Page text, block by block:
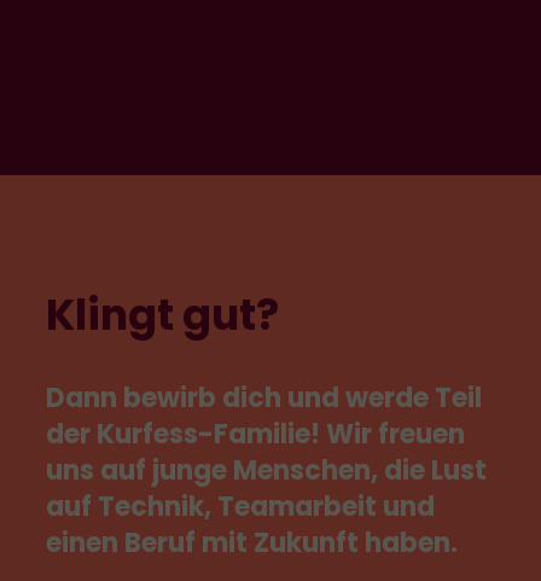
Klingt gut?
Dann bewirb dich undwerdeTeil
derKurfess-Familie! Wirfreuen
uns auf jungeMenschen, dieLust
auf Technik, Teamarbeit und
einen Beruf mit Zukunft haben.